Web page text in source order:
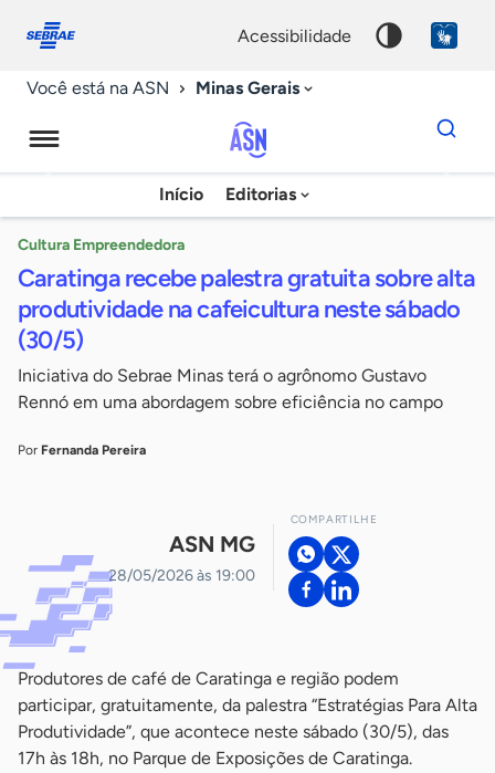
conosco
acessibilidade
Você está na ASN Minas Gerais
Agência
Sebrae
Notícias
Início Editorias
Dados
para
chave
Cultura Empreendedora
Caratinga recebe palestra gratuita sobre alta
produtividade na cafeicultura neste sábado
(30/5)
Iniciativa do Sebrae Minas terá o agrônomo Gustavo
Rennó em uma abordagem sobre eficiência no campo
Por Fernanda Pereira
ASN MG
28/05/2026 às 19:00
COMPARTILHE
Produtores de café de Caratinga e região podem
participar, gratuitamente, da palestra “Estratégias Para Alta
Produtividade”, que acontece neste sábado (30/5), das
17h às 18h, no Parque de Exposições de Caratinga.